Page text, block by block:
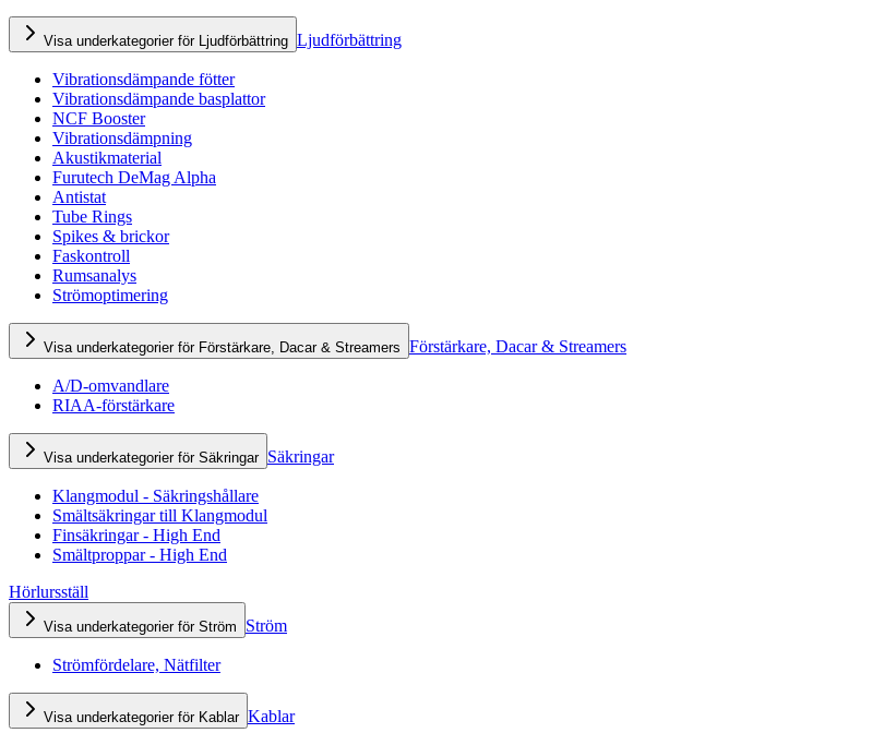
Visa underkategorier för Ljudförbättring Ljudförbättring
Vibrationsdämpande fötter
Vibrationsdämpande basplattor
NCF Booster
Vibrationsdämpning
Akustikmaterial
Furutech DeMag Alpha
Antistat
Tube Rings
Spikes & brickor
Faskontroll
Rumsanalys
Strömoptimering
Visa underkategorier för Förstärkare, Dacar & Streamers Förstärkare, Dacar & Streamers
A/D-omvandlare
RIAA-förstärkare
Visa underkategorier för Säkringar Säkringar
Klangmodul - Säkringshållare
Smältsäkringar till Klangmodul
Finsäkringar - High End
Smältproppar - High End
Hörlursställ
Visa underkategorier för Ström Ström
Strömfördelare, Nätfilter
Visa underkategorier för Kablar Kablar